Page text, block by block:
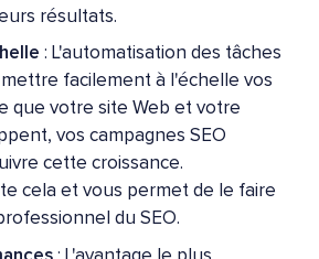
résultats.
: L'automatisation des tâches
facilement à l'échelle vos
que votre site Web et votre
vos campagnes SEO
cette croissance.
cela et vous permet de le faire
du SEO.